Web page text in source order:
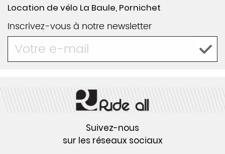
Location de vélo La Baule, Pornichet
Inscrivez-vous à notre newsletter
Suivez-nous
sur les réseaux sociaux